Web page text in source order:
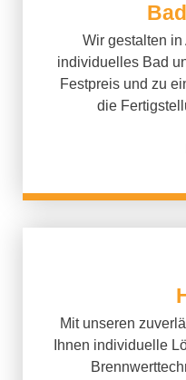
Wir gestalten in
individuelles Bad
Festpreis und zu
die
Mit unseren
Ihnen individuelle